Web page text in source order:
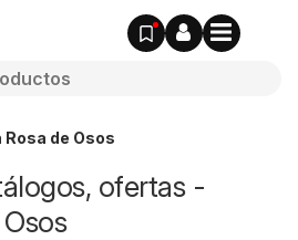
de Osos
ofertas -